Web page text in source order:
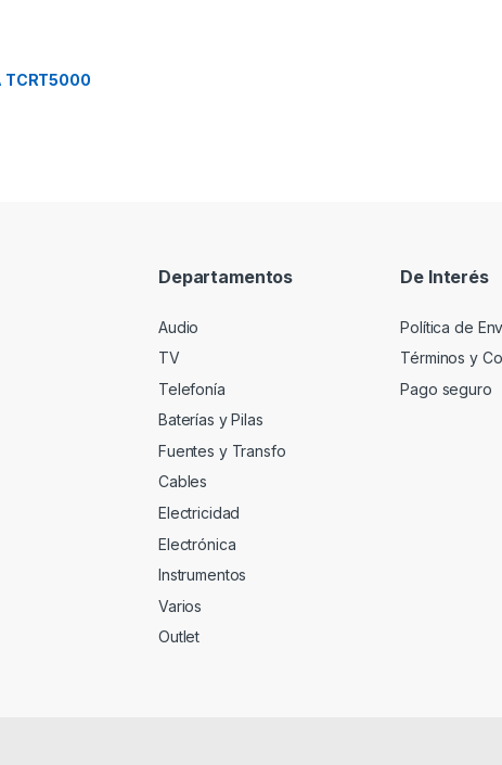
TCRT5000
Departamentos
Audio
TV
Telefonía
Baterías y Pilas
Fuentes y Transfo
Cables
Electricidad
Electrónica
Instrumentos
Varios
Outlet
De Interés
Política de
Términos y
Pago seguro